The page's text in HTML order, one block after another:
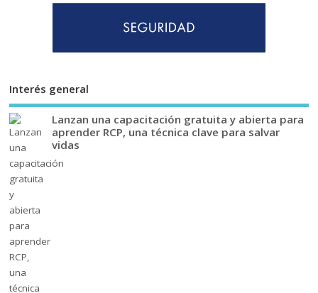
Interés general
Lanzan una capacitación gratuita y abierta para
aprender RCP, una técnica clave para salvar
vidas